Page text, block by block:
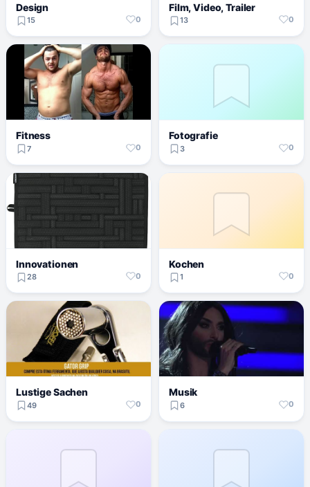
Design
15 0
Film, Video, Trailer
13 0
Fitness
7 0
Fotografie
3 0
Innovationen
28 0
Kochen
1 0
Lustige Sachen
49 0
Musik
6 0